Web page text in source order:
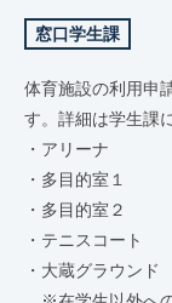
窓口学生課
体育施設の利用申
す。詳細は学生課
アリーナ
多目的室１
多目的室２
テニスコート
大蔵グラウンド